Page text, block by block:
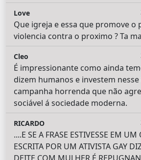
Love
Que igreja e essa que promove o
violencia contra o proximo ? Ta
Cleo
É impressionante como ainda
dizem humanos e investem
campanha horrenda que não
sociável á sociedade moderna.
RICARDO
....E SE A FRASE ESTIVESSE EM
ESCRITA POR UM ATIVISTA GAY